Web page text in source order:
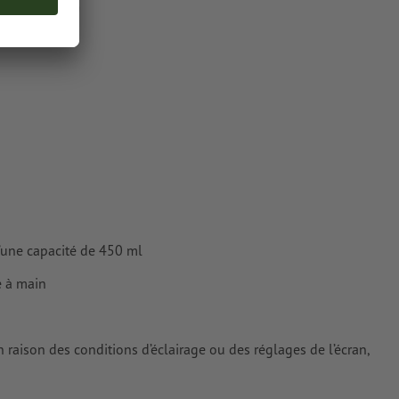
877 C)
« gold »
les
capacité de 450 ml
à main
des conditions d’éclairage ou des réglages de l’écran,